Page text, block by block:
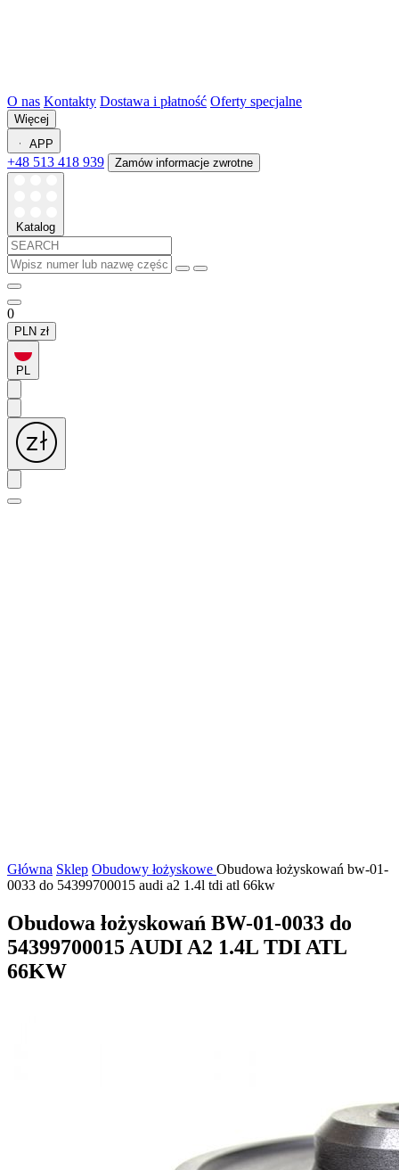
O nas Kontakty Dostawa i płatność Oferty specjalne
Więcej
APP
+48 513 418 939 Zamów informacje zwrotne
Katalog
0
PLN zł
PL
Główna Sklep Obudowy łożyskowe Obudowa łożyskowań bw-01-
0033 do 54399700015 audi a2 1.4l tdi atl 66kw
Obudowa łożyskowań BW-01-0033 do
54399700015 AUDI A2 1.4L TDI ATL
66KW